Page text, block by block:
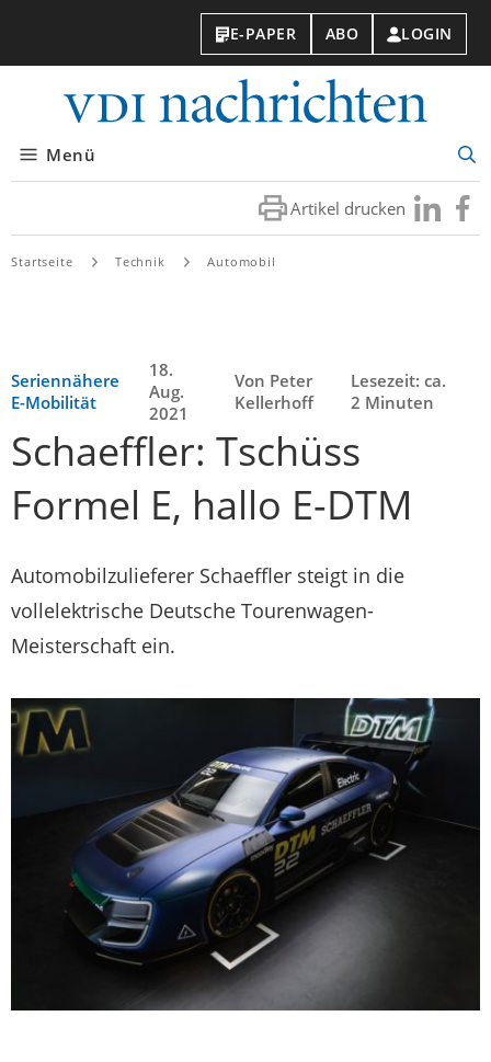
E-PAPER ABO LOGIN
Menü
Artikel drucken Besuchen
Sie
Sie
Startseite Technik Automobil
Seriennähere
E-Mobilität
18.
Aug.
2021
Von Peter
Kellerhoff
Lesezeit: ca.
2 Minuten
Schaeffler: Tschüss
Formel E, hallo E-DTM
Automobilzulieferer Schaeffler steigt in die
vollelektrische Deutsche Tourenwagen-
Meisterschaft ein.